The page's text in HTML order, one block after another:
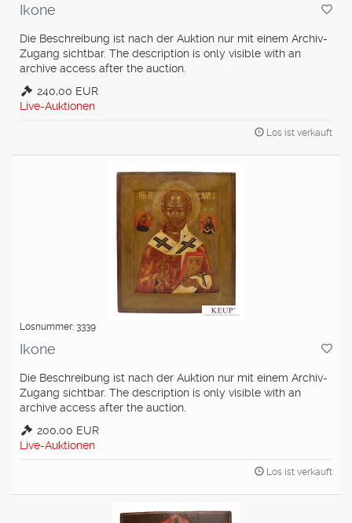
Ikone
Die Beschreibung ist nach der Auktion nur mit einem Archiv-
Zugang sichtbar. The description is only visible with an
archive access after the auction.
240,00 EUR
Live-Auktionen
Los ist verkauft
Losnummer: 3339
Ikone
Die Beschreibung ist nach der Auktion nur mit einem Archiv-
Zugang sichtbar. The description is only visible with an
archive access after the auction.
200,00 EUR
Live-Auktionen
Los ist verkauft